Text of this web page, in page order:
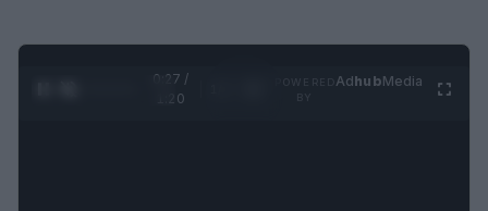
0:28 /
1:20
AdhubMedia